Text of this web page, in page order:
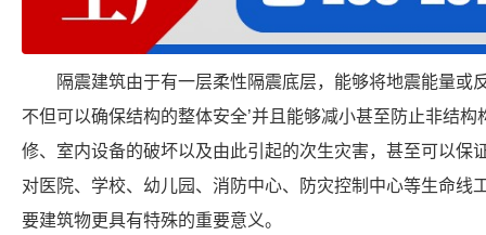
隔震建筑由于有一层柔性隔震底层，能够将地震能量或
不但可以确保结构的整体安全’并且能够减小甚至防止非结
修、室内设备的破坏以及由此引起的次生灾害，甚至可以保
对医院、学校、幼儿园、消防中心、防灾控制中心等生命线
要建筑物更具有特殊的重要意义。